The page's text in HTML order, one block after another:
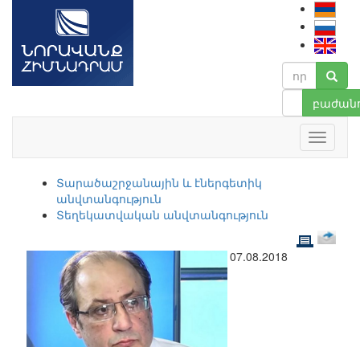
Տարածաշրջանային և էներգետիկ
անվտանգություն
Տեղեկատվական անվտանգություն
07.08.2018